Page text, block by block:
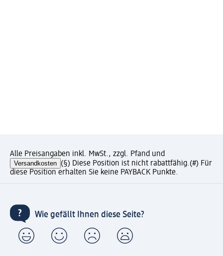
Alle Preisangaben inkl. MwSt., zzgl. Pfand und
Versandkosten (§) Diese Position ist nicht rabattfähig.(#) Für
diese Position erhalten Sie keine PAYBACK Punkte.
Wie gefällt Ihnen diese Seite?